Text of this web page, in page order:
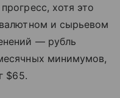
хотя это
и сырьевом
— рубль
минимумов,
$65.